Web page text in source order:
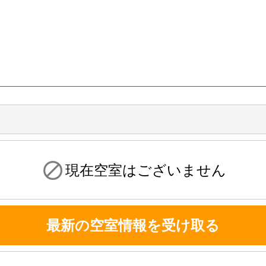
現在空室はございません
最新の空室情報を受け取る